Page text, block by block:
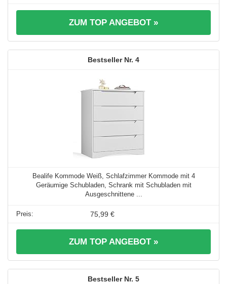
ZUM TOP ANGEBOT »
4
Bealife Kommode Weiß, Schlafzimmer Kommode mit 4
Geräumige Schubladen, Schrank mit Schubladen mit
Ausgeschnittene ...
75,99 €
ZUM TOP ANGEBOT »
5